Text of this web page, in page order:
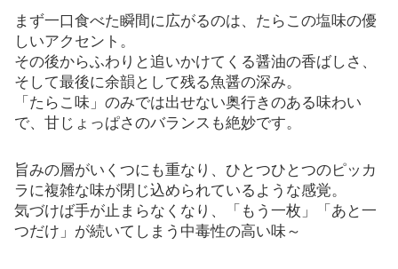
まず一口食べた瞬間に広がるのは、たらこの塩味の優
しいアクセント。
その後からふわりと追いかけてくる醤油の香ばしさ、
そして最後に余韻として残る魚醤の深み。
「たらこ味」のみでは出せない奥行きのある味わい
で、甘じょっぱさのバランスも絶妙です。
旨みの層がいくつにも重なり、ひとつひとつのピッカ
ラに複雑な味が閉じ込められているような感覚。
気づけば手が止まらなくなり、「もう一枚」「あと一
つだけ」が続いてしまう中毒性の高い味～